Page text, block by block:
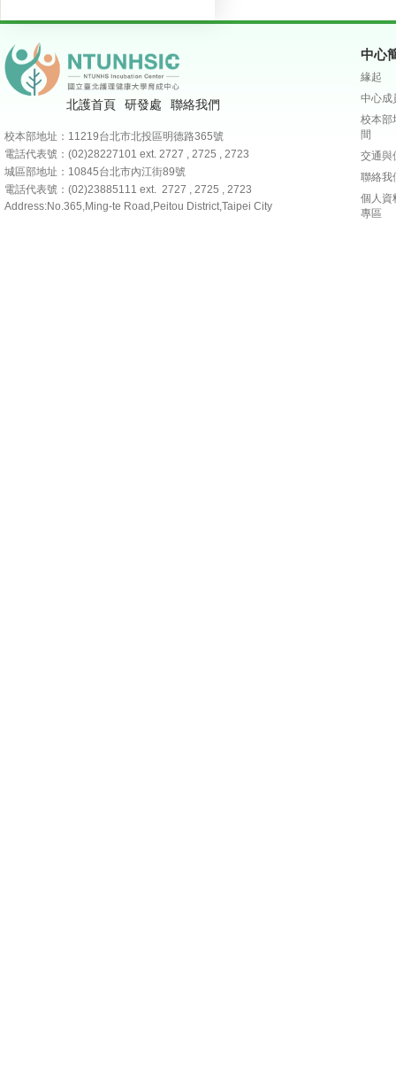
北護首頁 研發處 聯絡我們
校本部地址：11219台北市北投區明德路365號
電話代表號：(02)28227101 ext. 2727 , 2725 , 2723
城區部地址：10845台北市內江街89號
電話代表號：(02)23885111 ext. 2727 , 2725 , 2723
Address:No.365,Ming-te Road,Peitou District,Taipei City
中心
緣起
中心成
校本部
間
交通與
聯絡我
個人資
專區